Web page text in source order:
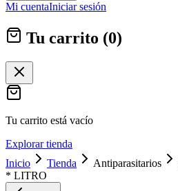
Mi cuentaIniciar sesión
Tu carrito (0)
Tu carrito está vacío
Explorar tienda
Inicio
Tienda Antiparasitarios
* LITRO